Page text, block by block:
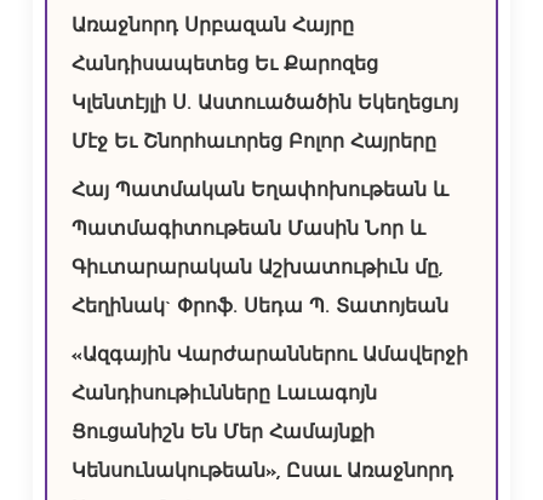
Առաջնորդ Սրբազան Հայրը
Հանդիսապետեց Եւ Քարոզեց
Կլենտէյլի Ս. Աստուածածին Եկեղեցւոյ
Մէջ Եւ Շնորհաւորեց Բոլոր Հայրերը
Հայ Պատմական Եղափոխութեան և
Պատմագիտութեան Մասին Նոր և
Գիւտարարական Աշխատութիւն մը,
Հեղինակ` Փրոֆ. Սեդա Պ. Տատոյեան
«Ազգային Վարժարաններու Ամավերջի
Հանդիսութիւնները Լաւագոյն
Ցուցանիշն Են Մեր Համայնքի
Կենսունակութեան», Ըսաւ Առաջնորդ